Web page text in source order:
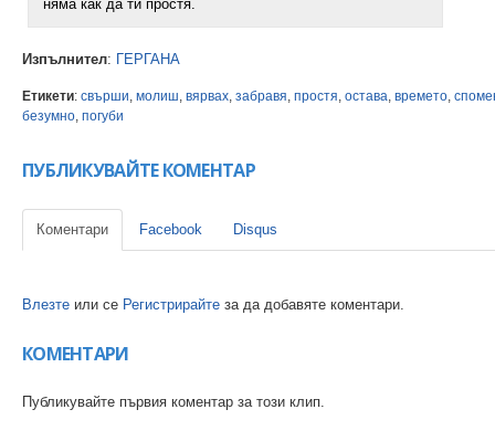
няма как да ти простя.
Изпълнител: ГЕРГАНА
Етикети: свърши молиш вярвах забравя простя остава времето
безумно погуби
ПУБЛИКУВАЙТЕ КОМЕНТАР
Коментари Facebook Disqus
Влезте или се Регистрирайте за да добавяте коментари.
КОМЕНТАРИ
Публикувайте първия коментар за този клип.